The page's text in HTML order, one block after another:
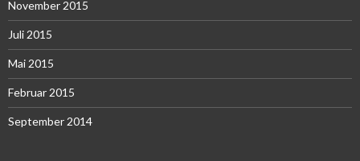
November 2015
Juli 2015
Mai 2015
Februar 2015
September 2014